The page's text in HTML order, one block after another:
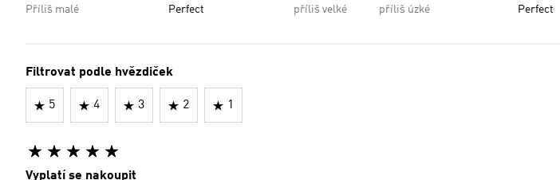
Příliš malé Perfect příliš velké příliš úzké Perfect
Filtrovat podle hvězdiček
5 4 3 2 1
Vyplatí se nakoupit